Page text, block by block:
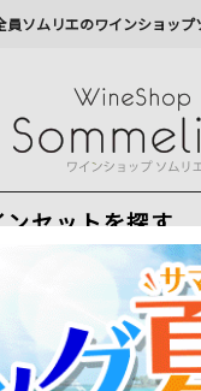
ソムリエのワインショップ
ンセットを探す
今から注文で
出荷スケジュー
送に遅れが生じて